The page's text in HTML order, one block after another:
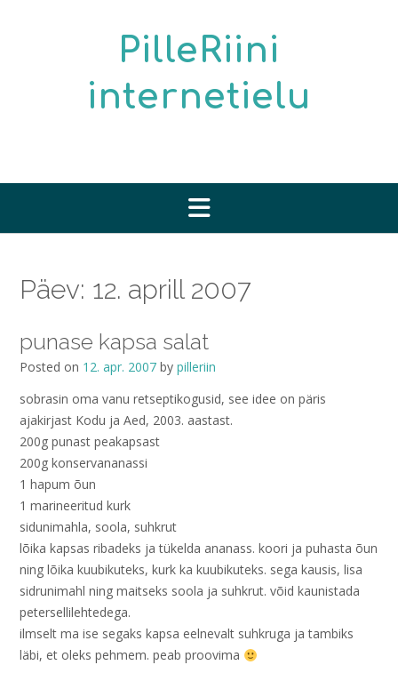
PilleRiini
internetielu
Päev: 12. aprill 2007
punase kapsa salat
Posted on 12. apr. 2007 by pilleriin
sobrasin oma vanu retseptikogusid, see idee on päris
ajakirjast Kodu ja Aed, 2003. aastast.
200g punast peakapsast
200g konservananassi
1 hapum õun
1 marineeritud kurk
sidunimahla, soola, suhkrut
lõika kapsas ribadeks ja tükelda ananass. koori ja puhasta õun
ning lõika kuubikuteks, kurk ka kuubikuteks. sega kausis, lisa
sidrunimahl ning maitseks soola ja suhkrut. võid kaunistada
petersellilehtedega.
ilmselt ma ise segaks kapsa eelnevalt suhkruga ja tambiks
läbi, et oleks pehmem. peab proovima